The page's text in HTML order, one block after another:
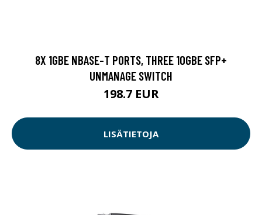
8X 1GBE NBASE-T PORTS, THREE 10GBE SFP+
UNMANAGE SWITCH
198.7 EUR
LISÄTIETOJA